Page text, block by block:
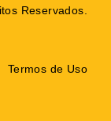
Reservados.
Termos de Uso